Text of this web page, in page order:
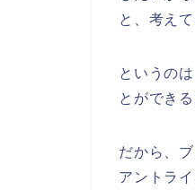
と、考え
というの
とができ
だから、
アントラ